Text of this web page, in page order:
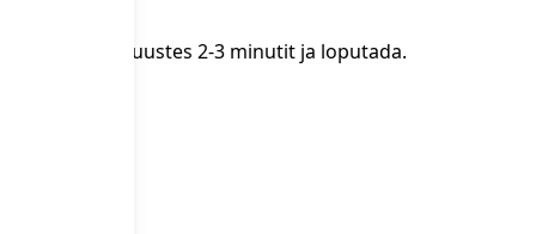
Hoida juustes 2-3 minutit ja loputada.